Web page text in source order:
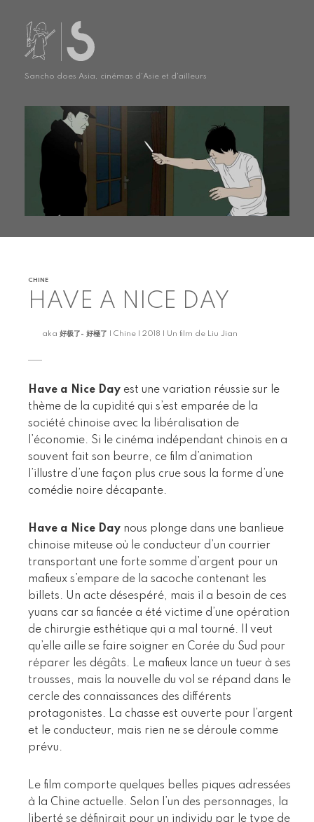
Sancho does Asia, cinémas d'Asie et d'ailleurs
CHINE
HAVE A NICE DAY
aka 好极了- 好極了 | Chine | 2018 | Un film de Liu Jian
Have a Nice Day est une variation réussie sur le
thème de la cupidité qui s’est emparée de la
société chinoise avec la libéralisation de
l’économie. Si le cinéma indépendant chinois en a
souvent fait son beurre, ce film d’animation
l’illustre d’une façon plus crue sous la forme d’une
comédie noire décapante.
Have a Nice Day nous plonge dans une banlieue
chinoise miteuse où le conducteur d’un courrier
transportant une forte somme d’argent pour un
mafieux s’empare de la sacoche contenant les
billets. Un acte désespéré, mais il a besoin de ces
yuans car sa fiancée a été victime d’une opération
de chirurgie esthétique qui a mal tourné. Il veut
qu’elle aille se faire soigner en Corée du Sud pour
réparer les dégâts. Le mafieux lance un tueur à ses
trousses, mais la nouvelle du vol se répand dans le
cercle des connaissances des différents
protagonistes. La chasse est ouverte pour l’argent
et le conducteur, mais rien ne se déroule comme
prévu.
Le film comporte quelques belles piques adressées
à la Chine actuelle. Selon l’un des personnages, la
liberté se définirait pour un individu par le type de